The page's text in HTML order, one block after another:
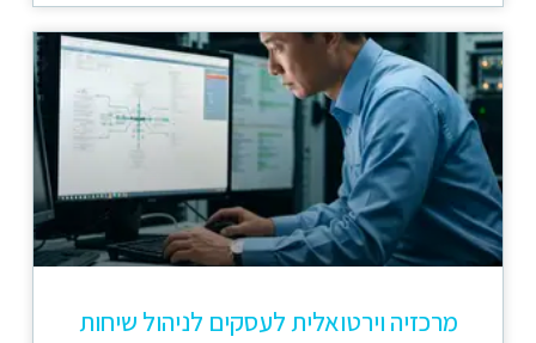
מרכזיה וירטואלית לעסקים לניהול שיחות